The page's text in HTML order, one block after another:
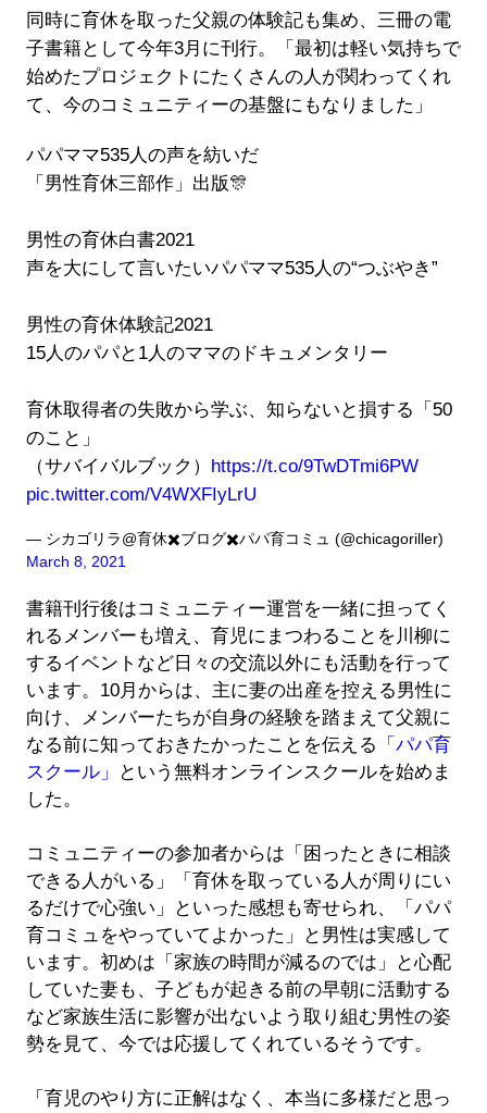
同時に育休を取った父親の体験記も集め、三冊の電
子書籍として今年3月に刊行。「最初は軽い気持ちで
始めたプロジェクトにたくさんの人が関わってくれ
て、今のコミュニティーの基盤にもなりました」
パパママ535人の声を紡いだ
「男性育休三部作」出版🎊
男性の育休白書2021
声を大にして言いたいパパママ535人の“つぶやき”
男性の育休体験記2021
15人のパパと1人のママのドキュメンタリー
育休取得者の失敗から学ぶ、知らないと損する「50
のこと」
（サバイバルブック） https://t.co/9TwDTmi6PW
pic.twitter.com/V4WXFIyLrU
— シカゴリラ@育休✖️ブログ✖️パパ育コミュ (@chicagoriller)
March 8, 2021
書籍刊行後はコミュニティー運営を一緒に担ってく
れるメンバーも増え、育児にまつわることを川柳に
するイベントなど日々の交流以外にも活動を行って
います。10月からは、主に妻の出産を控える男性に
向け、メンバーたちが自身の経験を踏まえて父親に
なる前に知っておきたかったことを伝える 「パパ育
スクール」
という無料オンラインスクールを始めま
した。
コミュニティーの参加者からは「困ったときに相談
できる人がいる」「育休を取っている人が周りにい
るだけで心強い」といった感想も寄せられ、「パパ
育コミュをやっていてよかった」と男性は実感して
います。初めは「家族の時間が減るのでは」と心配
していた妻も、子どもが起きる前の早朝に活動する
など家族生活に影響が出ないよう取り組む男性の姿
勢を見て、今では応援してくれているそうです。
「育児のやり方に正解はなく、本当に多様だと思っ